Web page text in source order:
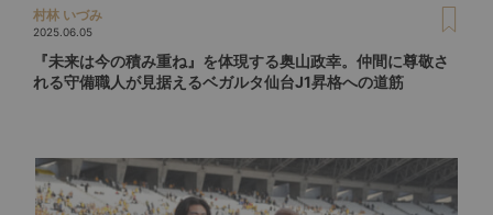
村林 いづみ
2025.06.05
『未来は今の積み重ね』を体現する奥山政幸。仲間に尊敬さ
れる守備職人が見据えるベガルタ仙台J1昇格への道筋